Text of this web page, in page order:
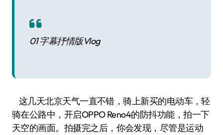
01 字幕抒情版Vlog
这几天北京天气一直不错，骑上新买的电动车，轻
骑在公路中，开启OPPO Reno4的防抖功能，拍一下
天空的画面。拍摄完之后，你会发现，尽管是运动